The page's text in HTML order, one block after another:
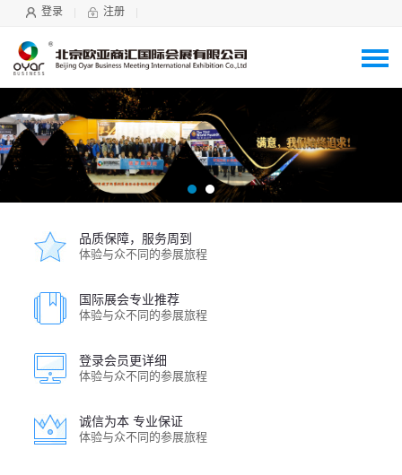
登录 注册
品质保障，服务周到
体验与众不同的参展旅程
国际展会专业推荐
体验与众不同的参展旅程
登录会员更详细
体验与众不同的参展旅程
诚信为本 专业保证
体验与众不同的参展旅程